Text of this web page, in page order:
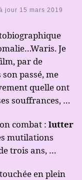
jour 15 mars 2019
Je
par de
passé, me
quelle ont
souffrances, …
combat : lutter
mutilations
trois ans, …
en plein